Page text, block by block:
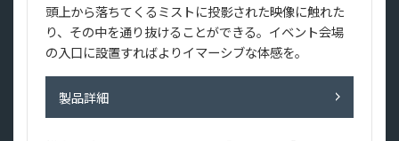
頭上から落ちてくるミストに投影された映像に触れた
り、その中を通り抜けることができる。イベント会場
の入口に設置すればよりイマーシブな体感を。
製品詳細